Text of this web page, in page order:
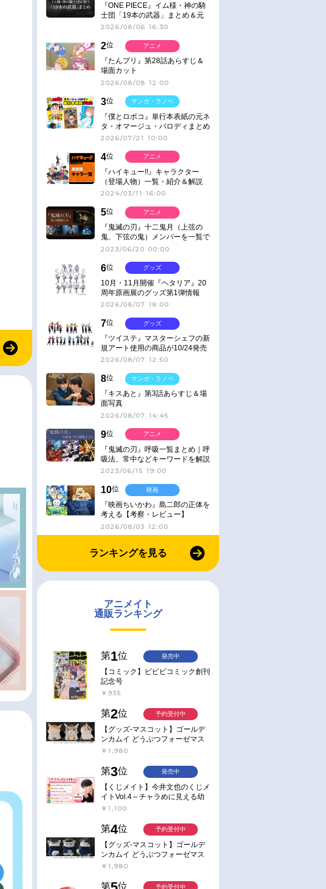
『ONE PIECE』イム様・神の騎
士団「19本の武器」まとめ＆元
ネタ
2026/08/06 16:30
2位
『たんプリ』第28話あらすじ＆
場面カット
2026/08/08 12:00
アニメ
3位
『僕とロボコ』単行本表紙の元ネ
タ・オマージュ・パロディまとめ
2026/07/21 10:00
マンガ・ラノベ
4位
『ハイキュー!!』キャラクター
（登場人物）一覧・紹介＆解説
2024/03/11 16:00
アニメ
5位
『鬼滅の刃』十二鬼月（上弦の
鬼、下弦の鬼）メンバーを一覧で
紹介＆解説（登場鬼の情報まと
2023/06/20 00:00
アニメ
6位
10月・11月開催『ヘタリア』20
周年原画展のグッズ第1弾情報
2026/08/07 18:00
グッズ
7位
『ツイステ』マスターシェフの新
規アート使用の商品が10/24発売
2026/08/07 12:50
グッズ
8位
『キスあと』第3話あらすじ＆場
面写真
2026/08/07 14:45
マンガ・ラノベ
9位
『鬼滅の刃』呼吸一覧まとめ｜呼
吸法、常中などキーワードを解説
2023/06/15 19:00
アニメ
10位
『映画ちいかわ』島二郎の正体を
考える【考察・レビュー】
2026/08/03 12:00
映画
ランキングを見る
アニメイト
通販ランキング
第1位
【コミック】ビビビコミック創刊
記念号
￥935
発売中
第2位
【グッズ-マスコット】ゴールデ
ンカムイ どうぶつフォーゼマス
コット 4.尾形百之助【再販】
￥1,980
予約受付中
第3位
【くじメイト】今井文也のくじメ
イトVol.4～チャラめに見える幼
馴染、実は一途で独占欲が強いん
￥1,100
発売中
第4位
【グッズ-マスコット】ゴールデ
ンカムイ どうぶつフォーゼマス
コット 5.月島軍曹【再販】
￥1,980
予約受付中
第 位 予約受付中